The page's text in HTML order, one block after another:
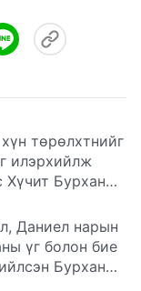
төрөлхтнийг
илэрхийлж
Хүчит Бурхан
шүүлтийн
Тэгэхээр
ёстой вэ,
Эзэн Есүс
Даниел нарын
үг болон бие
Бурханы